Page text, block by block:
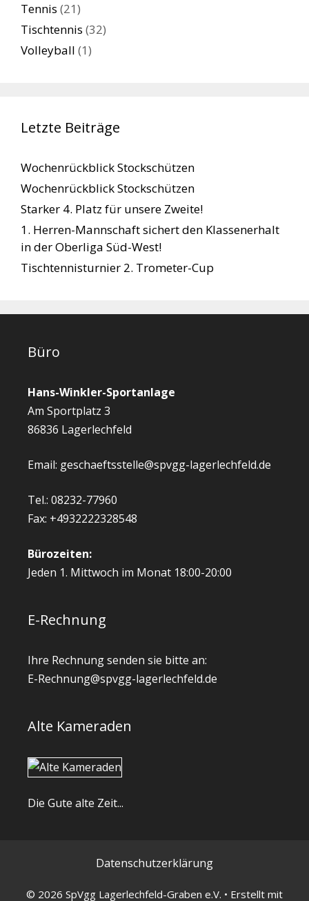
Tennis (21)
Tischtennis (32)
Volleyball (1)
Letzte Beiträge
Wochenrückblick Stockschützen
Wochenrückblick Stockschützen
Starker 4. Platz für unsere Zweite!
1. Herren-Mannschaft sichert den Klassenerhalt
in der Oberliga Süd-West!
Tischtennisturnier 2. Trometer-Cup
Büro
Hans-Winkler-Sportanlage
Am Sportplatz 3
86836 Lagerlechfeld
Email: geschaeftsstelle@spvgg-lagerlechfeld.de
Tel.: 08232-77960
Fax: +4932222328548
Bürozeiten:
Jeden 1. Mittwoch im Monat 18:00-20:00
E-Rechnung
Ihre Rechnung senden sie bitte an:
E-Rechnung@spvgg-lagerlechfeld.de
Alte Kameraden
Die Gute alte Zeit...
Datenschutzerklärung
© 2026 SpVgg Lagerlechfeld-Graben e.V. • Erstellt mit